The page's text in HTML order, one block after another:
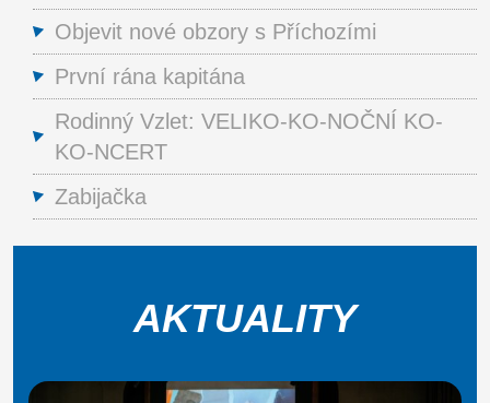
Objevit nové obzory s Příchozími
První rána kapitána
Rodinný Vzlet: VELIKO-KO-NOČNÍ KO-
KO-NCERT
Zabijačka
AKTUALITY